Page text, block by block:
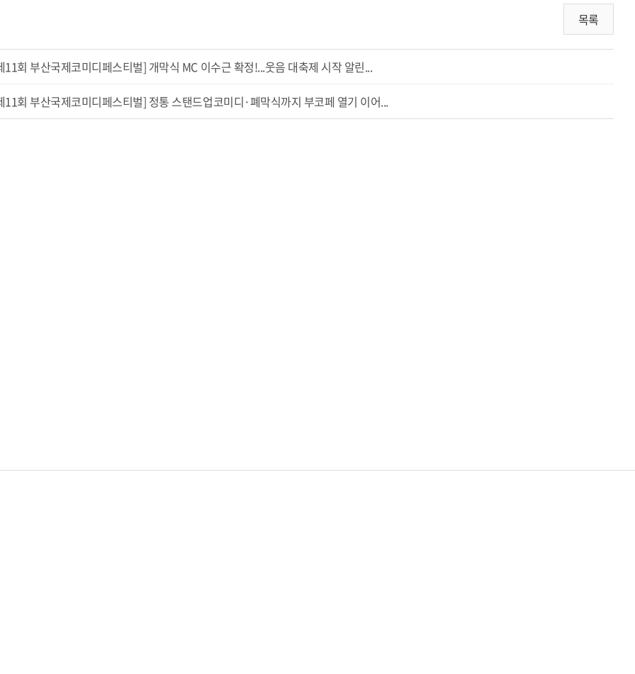
목록
11회 부산국제코미디페스티벌] 개막식 MC 이수근 확정!...웃음 대축제 시작 알린...
11회 부산국제코미디페스티벌] 정통 스탠드업코미디·폐막식까지 부코페 열기 이어...